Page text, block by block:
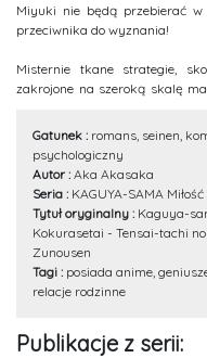
Miyuki nie będą przebierać
przeciwnika do wyznania!
Misternie tkane strategie,
zakrojone na szeroką skalę
Gatunek : romans, seinen,
psychologiczny
Autor : Aka Akasaka
Seria : KAGUYA-SAMA
Tytuł oryginalny : Kaguya-
Kokurasetai - Tensai-tachi no
Zunousen
Tagi : posiada anime,
relacje rodzinne
Publikacje z serii: